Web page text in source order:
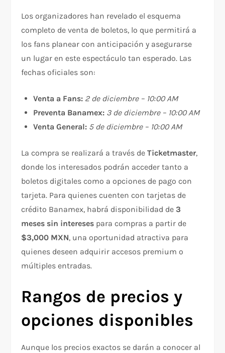
Los organizadores han revelado el esquema
completo de venta de boletos, lo que permitirá a
los fans planear con anticipación y asegurarse
un lugar en este espectáculo tan esperado. Las
fechas oficiales son:
Venta a Fans: 2 de diciembre – 10:00 AM
Preventa Banamex: 3 de diciembre – 10:00 AM
Venta General: 5 de diciembre – 10:00 AM
La compra se realizará a través deTicketmaster,
donde los interesados podrán acceder tanto a
boletos digitales como a opciones de pago con
tarjeta. Para quienes cuenten con tarjetas de
crédito Banamex, habrá disponibilidad de3
meses sin intereses para compras a partir de
$3,000 MXN, una oportunidad atractiva para
quienes deseen adquirir accesos premium o
múltiples entradas.
Rangos de precios y
opciones disponibles
Aunque los precios exactos se darán a conocer al